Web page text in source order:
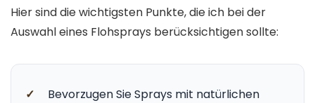
Hier sind die wichtigsten Punkte, die ich bei der
Auswahl eines Flohsprays berücksichtigen sollte:
✓
Bevorzugen Sie Sprays mit natürlichen